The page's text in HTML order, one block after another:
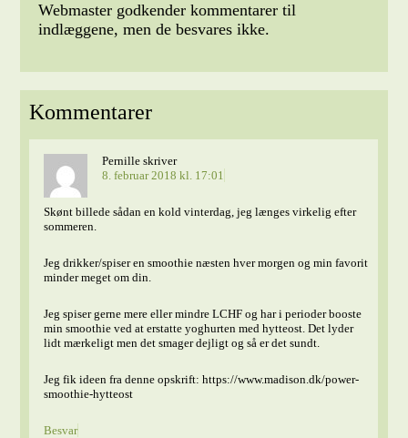
Webmaster godkender kommentarer til
indlæggene, men de besvares ikke.
Kommentarer
Pernille skriver
8. februar 2018 kl. 17:01
Skønt billede sådan en kold vinterdag, jeg længes virkelig efter
sommeren.
Jeg drikker/spiser en smoothie næsten hver morgen og min favorit
minder meget om din.
Jeg spiser gerne mere eller mindre LCHF og har i perioder booste
min smoothie ved at erstatte yoghurten med hytteost. Det lyder
lidt mærkeligt men det smager dejligt og så er det sundt.
Jeg fik ideen fra denne opskrift: https://www.madison.dk/power-
smoothie-hytteost
Besvar